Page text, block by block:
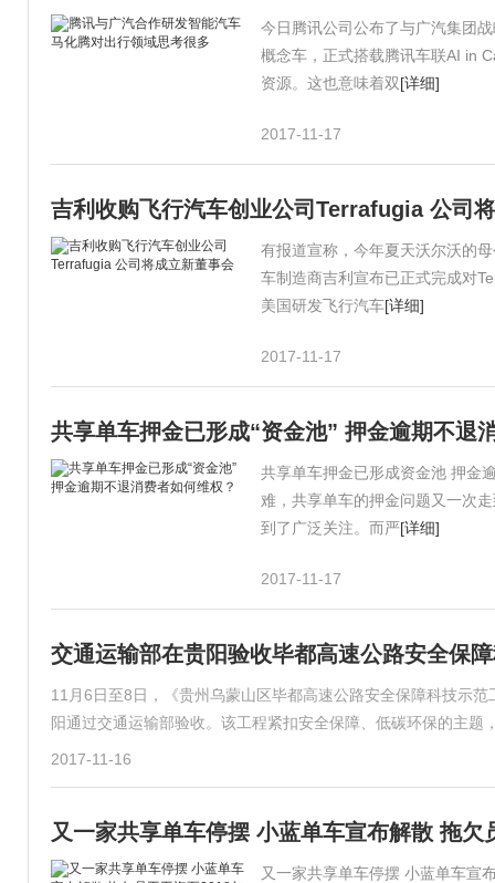
今日腾讯公司公布了与广汽集团
概念车，正式搭载腾讯车联AI in
资源。这也意味着双[详细]
2017-11-17
吉利收购飞行汽车创业公司Terrafugia 公司
有报道宣称，今年夏天沃尔沃的
车制造商吉利宣布已正式完成对
美国研发飞行汽车[详细]
2017-11-17
共享单车押金已形成“资金池” 押金逾期不退
共享单车押金已形成资金池 押金
难，共享单车的押金问题又一次
到了广泛关注。而严[详细]
2017-11-17
交通运输部在贵阳验收毕都高速公路安全保
11月6日至8日，《贵州乌蒙山区毕都高速公路安全保障科技示
阳通过交通运输部验收。该工程紧扣安全保障、低碳环保的主题
2017-11-16
又一家共享单车停摆 小蓝单车宣布解散 拖欠
又一家共享单车停摆 小蓝单车宣